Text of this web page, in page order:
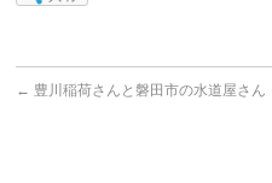
← 豊川稲荷さんと磐田市の水道屋さん